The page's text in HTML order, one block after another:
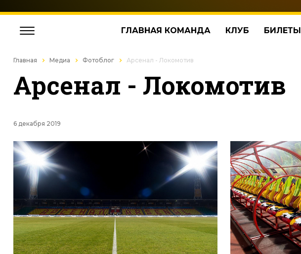
ГЛАВНАЯ КОМАНДА КЛУБ БИЛЕТЫ
Главная Медиа Фотоблог Арсенал - Локомотив
Арсенал - Локомотив
6 декабря 2019